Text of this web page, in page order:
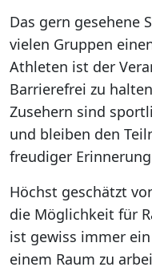
Das gern gesehene
vielen Gruppen
Athleten ist der
Barrierefrei zu
Zusehern sind
und bleiben den
freudiger
Höchst geschätzt
die Möglichkeit für
ist gewiss immer
einem Raum zu